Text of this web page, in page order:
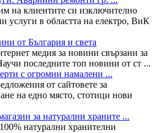
на клиентите си изключително
услуги в областта на електро, ВиК
от България и света
медия за новини свързани за
последните топ новини от ст ...
с огромни намалени ...
от сайтовете за
на едно място, стотици нови
за натурални храните ...
натурални хранителни